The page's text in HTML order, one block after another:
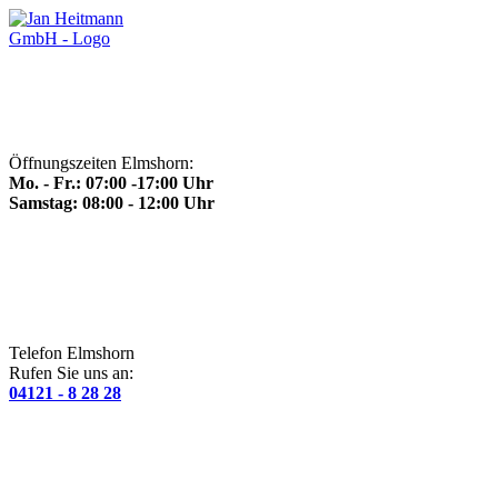
Öffnungszeiten Elmshorn:
Mo. - Fr.: 07:00 -17:00 Uhr
Samstag: 08:00 - 12:00 Uhr
Telefon Elmshorn
Rufen Sie uns an:
04121 - 8 28 28